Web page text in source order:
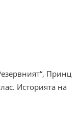
Принц
Историята на